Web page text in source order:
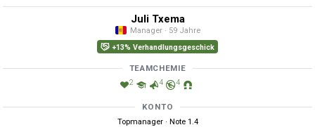
Juli Txema
Manager · 59 Jahre
+13% Verhandlungsgeschick
TEAMCHEMIE
2 4 4
KONTO
Topmanager · Note 1.4